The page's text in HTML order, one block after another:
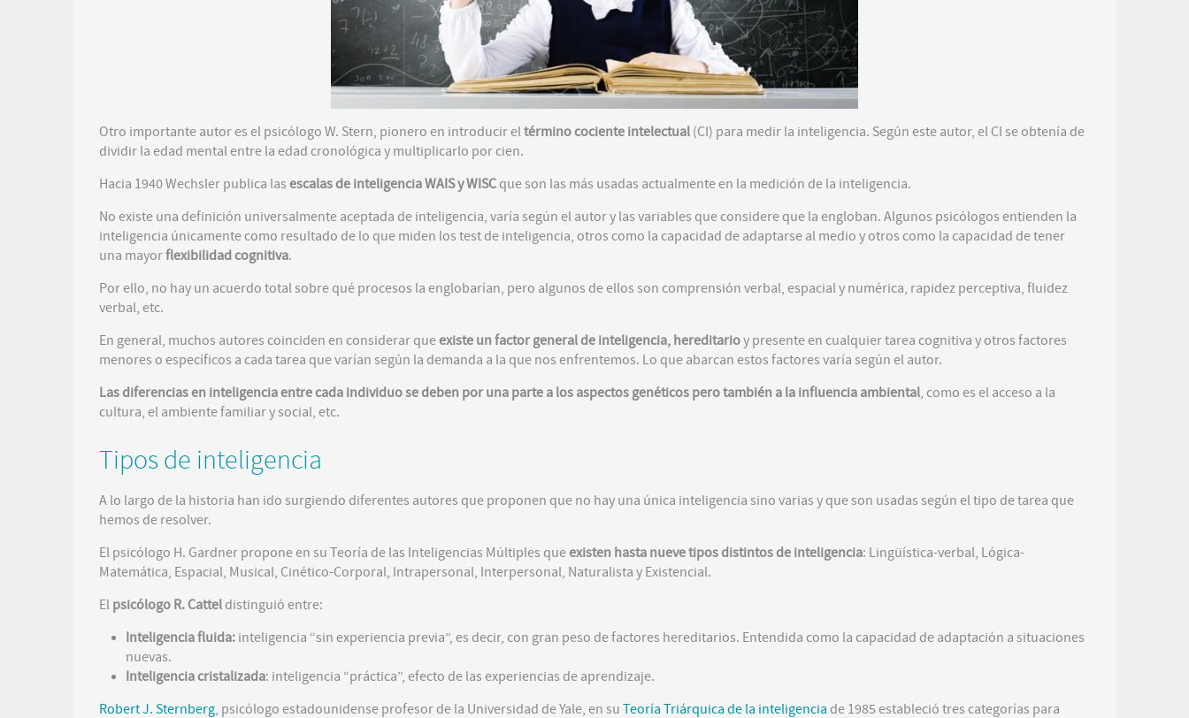
Otro importante autor es el psicólogo W. Stern, pionero en introducir eltérmino cociente intelectual (CI) para medir la inteligencia. Según este autor, el CI se obtenía de
dividir la edad mental entre la edad cronológica y multiplicarlo por cien.
Hacia 1940 Wechsler publica las escalas de inteligencia WAIS y WISC que son las más usadas actualmente en la medición de la inteligencia.
No existe una definición universalmente aceptada de inteligencia, varía según el autor y las variables que considere que la engloban. Algunos psicólogos entienden la
inteligencia únicamente como resultado de lo que miden los test de inteligencia, otros como la capacidad de adaptarse al medio y otros como la capacidad de tener
una mayorflexibilidad cognitiva.
Por ello, no hay un acuerdo total sobre qué procesos la englobarían, pero algunos de ellos son comprensión verbal, espacial y numérica, rapidez perceptiva, fluidez
verbal, etc.
En general, muchos autores coinciden en considerar queexiste un factor general de inteligencia, hereditarioy presente en cualquier tarea cognitiva y otros factores
menores o específicos a cada tarea que varían según la demanda a la que nos enfrentemos. Lo que abarcan estos factores varía según el autor.
Las diferencias en inteligencia entre cada individuo se deben por una parte a los aspectos genéticos pero también a la influencia ambiental, como es el acceso a la
cultura, el ambiente familiar y social, etc.
Tipos de inteligencia
A lo largo de la historia han ido surgiendo diferentes autores que proponen que no hay una única inteligencia sino varias y que son usadas según el tipo de tarea que
hemos de resolver.
El psicólogo H. Gardner propone en su Teoría de las Inteligencias Múltiples queexisten hasta nueve tipos distintos de inteligencia: Lingüística-verbal, Lógica-
Matemática, Espacial, Musical, Cinético-Corporal, Intrapersonal, Interpersonal, Naturalista y Existencial.
El psicólogo R. Cattel distinguió entre:
Inteligencia fluida: inteligencia “sin experiencia previa”, es decir, con gran peso de factores hereditarios. Entendida como la capacidad de adaptación a situaciones
nuevas.
Inteligencia cristalizada: inteligencia “práctica”, efecto de las experiencias de aprendizaje.
Robert J. Sternberg, psicólogo estadounidense profesor de la Universidad de Yale, en su Teoría Triárquica de la inteligencia de 1985 estableció tres categorías para